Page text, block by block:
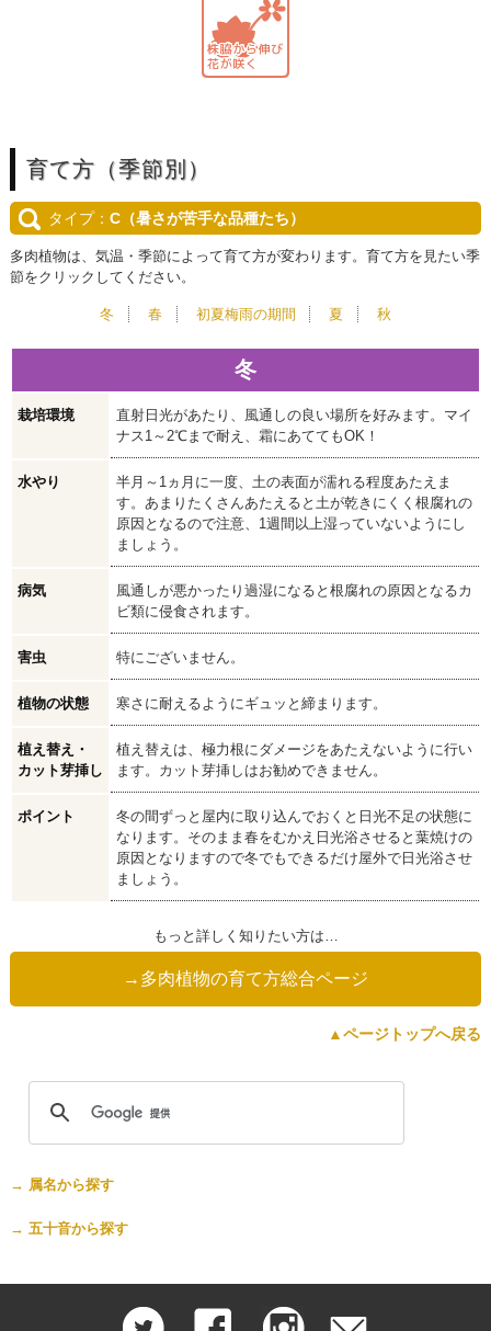
育て方（季節別）
タイプ： C（暑さが苦手な品種たち）
多肉植物は、気温・季節によって育て方が変わります。育て方を見たい季
節をクリックしてください。
冬 春 初夏梅雨の期間 夏 秋
冬
栽培環境
直射日光があたり、風通しの良い場所を好みます。マイ
ナス1～2℃まで耐え、霜にあててもOK！
水やり
半月～1ヵ月に一度、土の表面が濡れる程度あたえま
す。あまりたくさんあたえると土が乾きにくく根腐れの
原因となるので注意、1週間以上湿っていないようにし
ましょう。
病気
風通しが悪かったり過湿になると根腐れの原因となるカ
ビ類に侵食されます。
害虫 特にございません。
植物の状態 寒さに耐えるようにギュッと締まります。
植え替え・
カット芽挿し
植え替えは、極力根にダメージをあたえないように行い
ます。カット芽挿しはお勧めできません。
ポイント
冬の間ずっと屋内に取り込んでおくと日光不足の状態に
なります。そのまま春をむかえ日光浴させると葉焼けの
原因となりますので冬でもできるだけ屋外で日光浴させ
ましょう。
もっと詳しく知りたい方は…
→多肉植物の育て方総合ページ
▲ページトップへ戻る
属名から探す
五十音から探す